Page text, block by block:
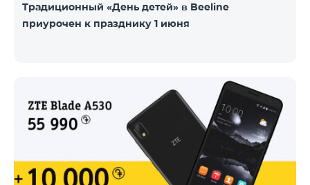
Традиционный «День детей» в Beeline
приурочен к празднику 1 июня